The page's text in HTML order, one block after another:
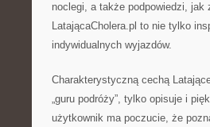
noclegi, a także podpowiedzi,
LatającaCholera.pl to nie tylko
indywidualnych wyjazdów.
Charakterystyczną cechą
„guru podróży”, tylko opisuje i
użytkownik ma poczucie, że